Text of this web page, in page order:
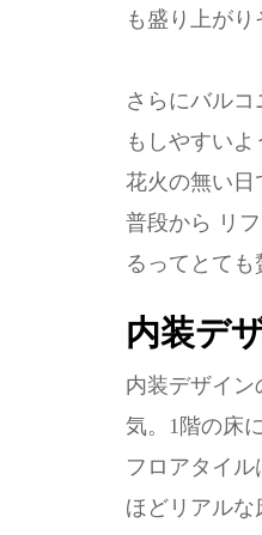
も盛り上がり
さらにバル
もしやすいよ
花火の無い日
普段から リ
るってとて
内装デ
内装デザイ
気。1階の床
フロアタイ
ほどリアルな